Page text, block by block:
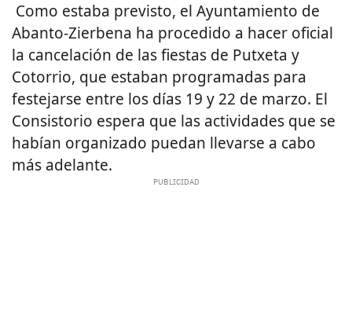
Como estaba previsto, el Ayuntamiento de
Abanto-Zierbena ha procedido a hacer oficial
la cancelación de las fiestas de Putxeta y
Cotorrio, que estaban programadas para
festejarse entre los días 19 y 22 de marzo. El
Consistorio espera que las actividades que se
habían organizado puedan llevarse a cabo
más adelante.